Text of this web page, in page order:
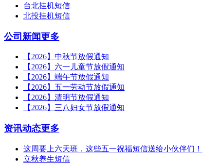
台北挂机短信
北投挂机短信
公司新闻更多
【2026】中秋节放假通知
【2026】六一儿童节放假通知
【2026】端午节放假通知
【2026】五一劳动节放假通知
【2026】清明节放假通知
【2026】三八妇女节放假通知
资讯动态更多
这周要上六天班，这些五一祝福短信送给小伙伴们！
立秋养生短信